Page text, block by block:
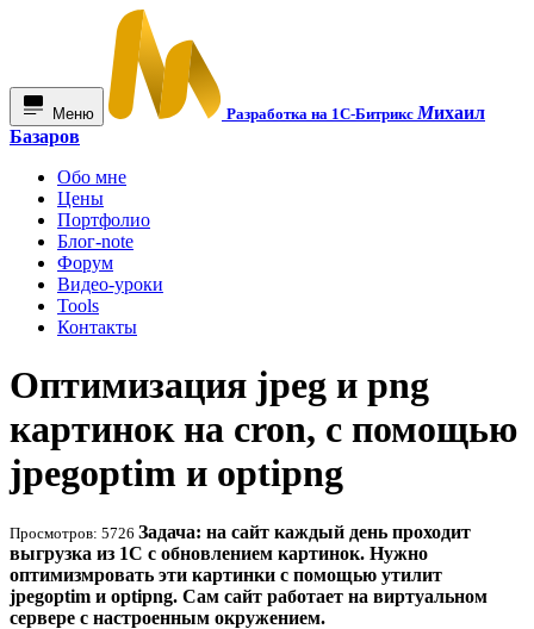
Меню Разработка на 1С-БитриксМихаил
Базаров
Обо мне
Цены
Портфолио
Блог-note
Форум
Видео-уроки
Tools
Контакты
Оптимизация jpeg и png
картинок на cron, с помощью
jpegoptim и optipng
Просмотров: 5726 Задача: на сайт каждый день проходит
выгрузка из 1С с обновлением картинок. Нужно
оптимизмровать эти картинки с помощью утилит
jpegoptim и optipng. Сам сайт работает на виртуальном
сервере с настроенным окружением.